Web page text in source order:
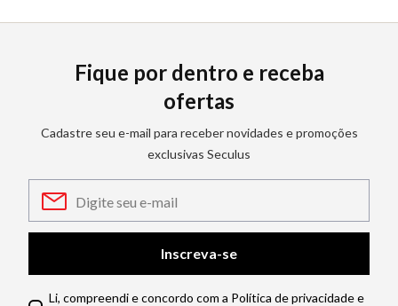
Fique por dentro e receba
ofertas
Cadastre seu e-mail para receber novidades e promoções
exclusivas Seculus
Inscreva-se
Li, compreendi e concordo com a Política de privacidade e